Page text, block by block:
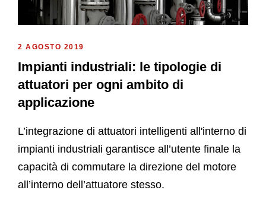
2 AGOSTO 2019
Impianti industriali: le tipologie di
attuatori per ogni ambito di
applicazione
L’integrazione di attuatori intelligenti all'interno di
impianti industriali garantisce all’utente finale la
capacità di commutare la direzione del motore
all’interno dell’attuatore stesso.